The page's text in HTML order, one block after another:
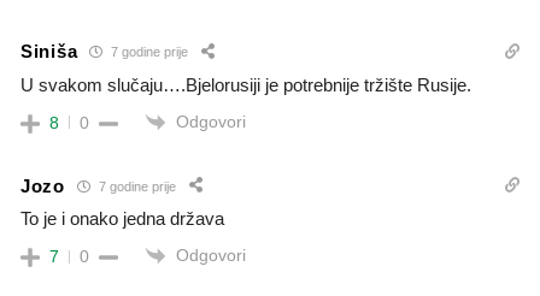
Siniša 7 godine prije
U svakom slučaju….Bjelorusiji je potrebnije tržište Rusije.
8 0 Odgovori
Jozo 7 godine prije
To je i onako jedna država
7 0 Odgovori